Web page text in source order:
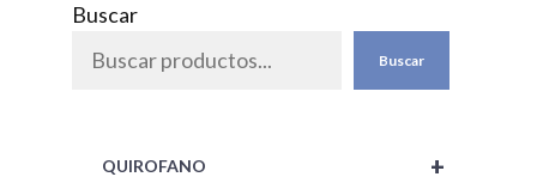
Buscar
Buscar
+
QUIROFANO